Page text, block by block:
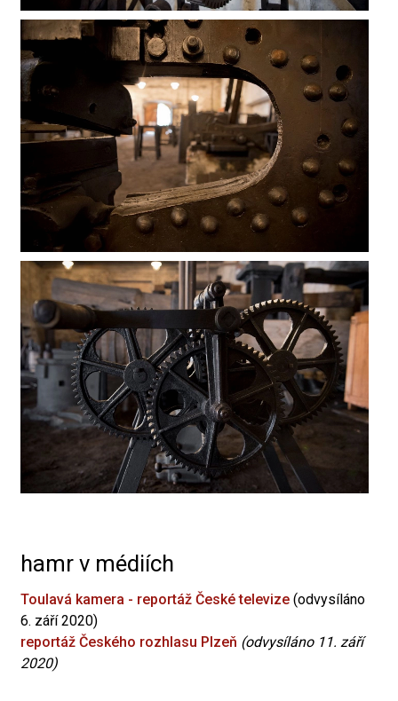
hamr v médiích
Toulavá kamera - reportáž České televize (odvysíláno
6. září 2020)
reportáž Českého rozhlasu Plzeň (odvysíláno 11. září
2020)